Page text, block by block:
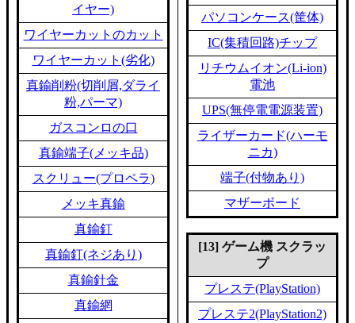
イヤー)
ワイヤーカットのカット
ワイヤーカット(劣化)
真鍮削粉(切削屑,ダライ
粉,パーマ)
ガスコンロの口
真鍮端子(メッキ品)
スクリュー(プロペラ)
メッキ真鍮
真鍮釘
真鍮釘(ネジあり)
真鍮針金
真鍮網
パソコンケース(筐体)
IC(集積回路)チップ
リチウムイオン(Li-ion)
電池
UPS(無停電電源装置)
ライザーカード(ハーモ
ニカ)
端子(付物あり)
マザーボード
[13] ゲーム機 スクラッ
プ
プレステ(PlayStation)
プレステ2(PlayStation2)